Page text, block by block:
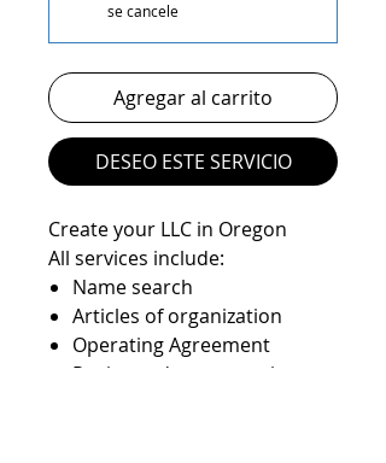
se cancele
Agregar al carrito
DESEO ESTE SERVICIO
Create your LLC in Oregon
All services include:
Name search
Articles of organization
Operating Agreement
Registered agent service